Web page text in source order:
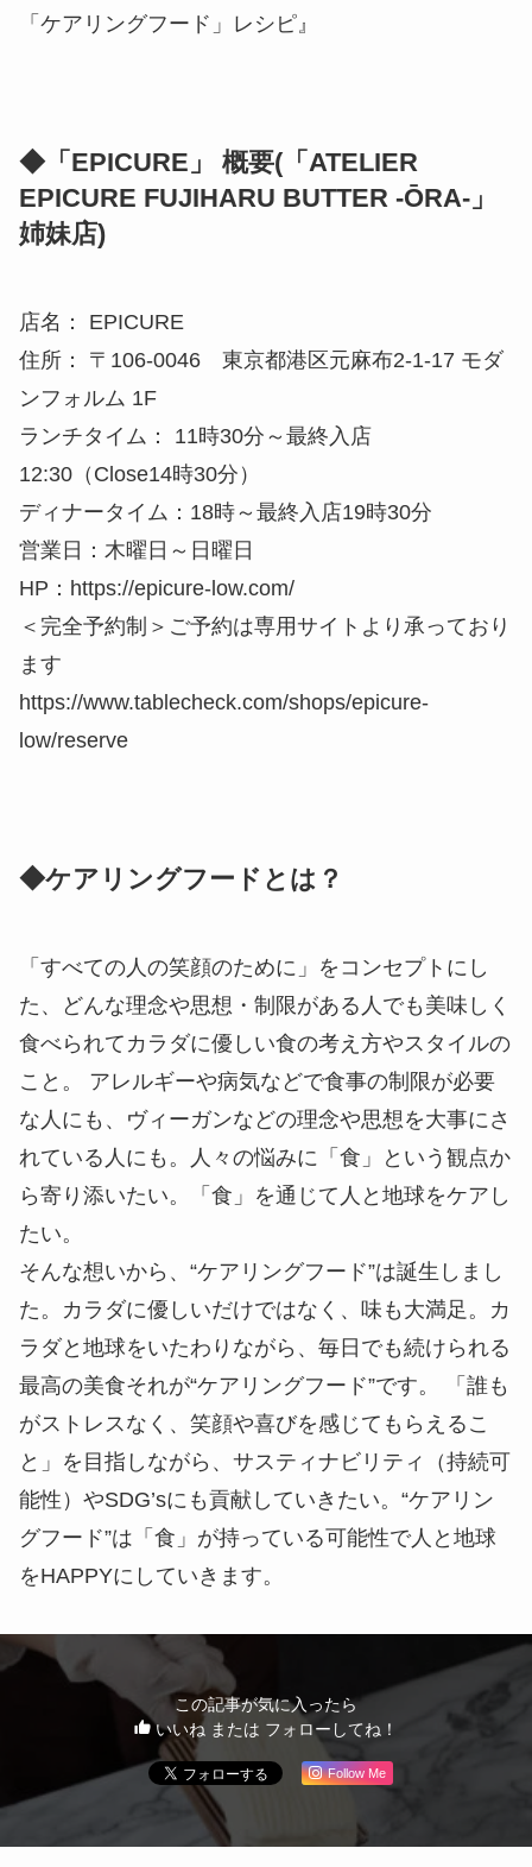
「ケアリングフード」レシピ』
◆「EPICURE」 概要(「ATELIER
EPICURE FUJIHARU BUTTER -ŌRA-」
姉妹店)
店名： EPICURE
住所： 〒106-0046 東京都港区元麻布2-1-17 モダ
ンフォルム 1F
ランチタイム： 11時30分～最終入店
12:30（Close14時30分）
ディナータイム：18時～最終入店19時30分
営業日：木曜日～日曜日
HP：https://epicure-low.com/
＜完全予約制＞ご予約は専用サイトより承っており
ます
https://www.tablecheck.com/shops/epicure-
low/reserve
◆ケアリングフードとは？
「すべての人の笑顔のために」をコンセプトにし
た、どんな理念や思想・制限がある人でも美味しく
食べられてカラダに優しい食の考え方やスタイルの
こと。 アレルギーや病気などで食事の制限が必要
な人にも、ヴィーガンなどの理念や思想を大事にさ
れている人にも。人々の悩みに「食」という観点か
ら寄り添いたい。「食」を通じて人と地球をケアし
たい。
そんな想いから、“ケアリングフード”は誕生しまし
た。カラダに優しいだけではなく、味も大満足。カ
ラダと地球をいたわりながら、毎日でも続けられる
最高の美食それが“ケアリングフード”です。 「誰も
がストレスなく、笑顔や喜びを感じてもらえるこ
と」を目指しながら、サスティナビリティ（持続可
能性）やSDG’sにも貢献していきたい。“ケアリン
グフード”は「食」が持っている可能性で人と地球
をHAPPYにしていきます。
この記事が気に入ったら
いいね または フォローしてね！
Follow Me